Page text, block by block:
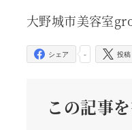
大野城市美容室
-
シェア 投稿
この記事